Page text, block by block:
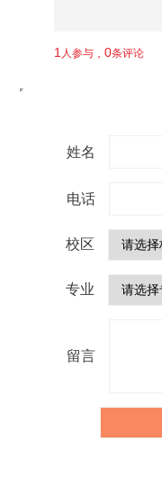
姓名
电话
校区
专业
留言